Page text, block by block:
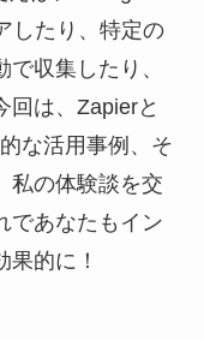
したり、特定の
収集したり、
回は、Zapierと
な活用事例、そ
私の体験談を交
であなたもイン
的に！